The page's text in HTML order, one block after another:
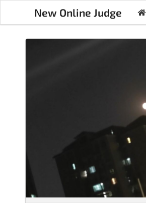
New Online Judge